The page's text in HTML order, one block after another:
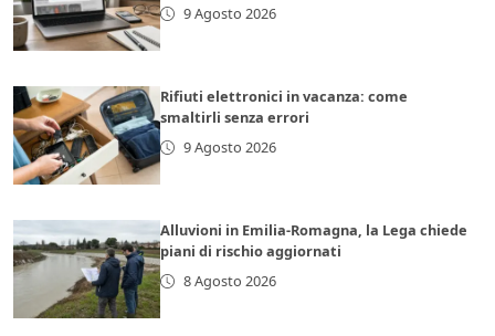
9 Agosto 2026
Rifiuti elettronici in vacanza: come
smaltirli senza errori
9 Agosto 2026
Alluvioni in Emilia-Romagna, la Lega chiede
piani di rischio aggiornati
8 Agosto 2026